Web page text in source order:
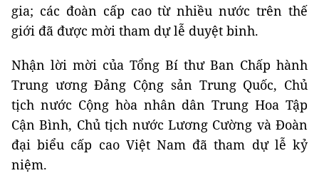
gia; các đoàn cấp cao từ nhiều nước trên thế
giới đã được mời tham dự lễ duyệt binh.
Nhận lời mời của Tổng Bí thư Ban Chấp hành
Trung ương Đảng Cộng sản Trung Quốc, Chủ
tịch nước Cộng hòa nhân dân Trung Hoa Tập
Cận Bình, Chủ tịch nước Lương Cường và Đoàn
đại biểu cấp cao Việt Nam đã tham dự lễ kỷ
niệm.